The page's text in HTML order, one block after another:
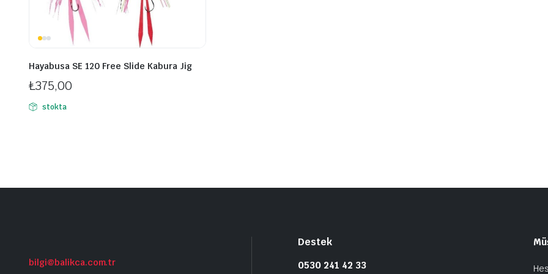
Hayabusa SE 120 Free Slide Kabura Jig
₺375,00
stokta
bilgi@balikca.com.tr
Destek
0530 241 42 33